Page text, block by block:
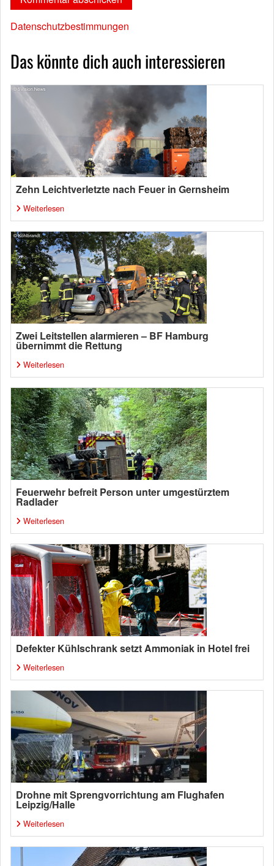
Datenschutzbestimmungen
Das könnte dich auch interessieren
Zehn Leichtverletzte nach Feuer in Gernsheim
Weiterlesen
Zwei Leitstellen alarmieren – BF Hamburg
übernimmt die Rettung
Weiterlesen
Feuerwehr befreit Person unter umgestürztem
Radlader
Weiterlesen
Defekter Kühlschrank setzt Ammoniak in Hotel frei
Weiterlesen
Drohne mit Sprengvorrichtung am Flughafen
Leipzig/Halle
Weiterlesen